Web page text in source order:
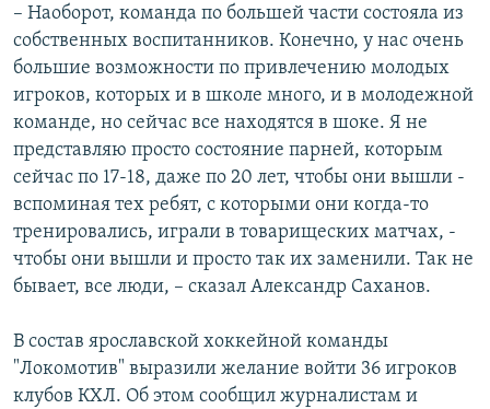
– Наоборот, команда по большей части состояла из
собственных воспитанников. Конечно, у нас очень
большие возможности по привлечению молодых
игроков, которых и в школе много, и в молодежной
команде, но сейчас все находятся в шоке. Я не
представляю просто состояние парней, которым
сейчас по 17-18, даже по 20 лет, чтобы они вышли -
вспоминая тех ребят, с которыми они когда-то
тренировались, играли в товарищеских матчах, -
чтобы они вышли и просто так их заменили. Так не
бывает, все люди, – сказал Александр Саханов.
В состав ярославской хоккейной команды
"Локомотив" выразили желание войти 36 игроков
клубов КХЛ. Об этом сообщил журналистам и